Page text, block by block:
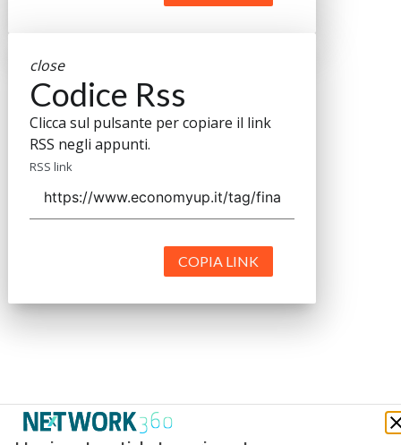
close
Codice Rss
Clicca sul pulsante per copiare il link
RSS negli appunti.
RSS link
COPIA LINK